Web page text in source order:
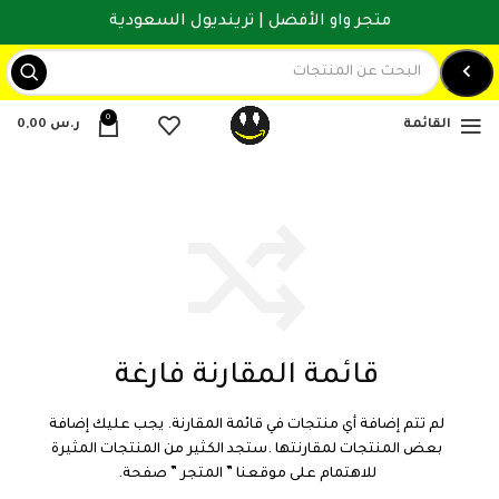
القائمة
0
ر.س
قائمة المقارنة فارغة
لم تتم إضافة أي منتجات في قائمة المقارنة. يجب عليك إضافة
بعض المنتجات لمقارنتها .ستجد الكثير من المنتجات المثيرة
للاهتمام على موقعنا ” المتجر ” صفحة.
متجر واو الأفضل | ترينديول السعودية